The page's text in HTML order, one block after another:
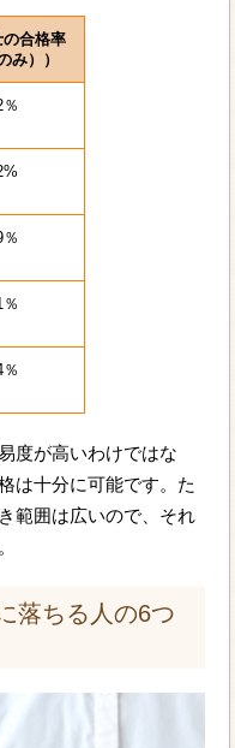
合格率
み））
度が高いわけではな
は十分に可能です。た
範囲は広いので、それ
落ちる人の6つ